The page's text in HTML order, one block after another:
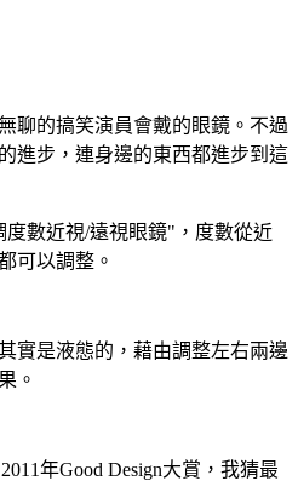
聊的搞笑演員會戴的眼鏡。不過
進步，連身邊的東西都進步到這
數近視/遠視眼鏡"，度數從近
可以調整。
實是液態的，藉由調整左右兩邊
。
年Good Design大賞，我猜最